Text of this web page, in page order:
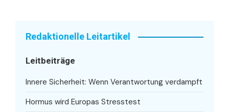
Redaktionelle Leitartikel
Leitbeiträge
Innere Sicherheit: Wenn Verantwortung verdampft
Hormus wird Europas Stresstest